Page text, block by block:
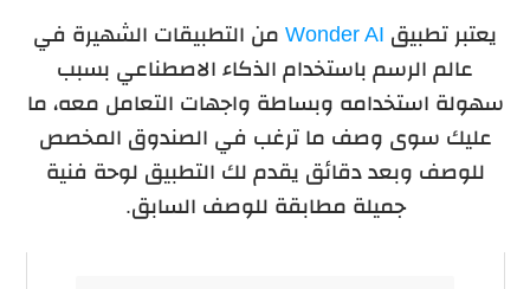
يعتبر تطبيق Wonder AI من التطبيقات الشهيرة في
عالم الرسم باستخدام الذكاء الاصطناعي بسبب
سهولة استخدامه وبساطة واجهات التعامل معه، ما
عليك سوى وصف ما ترغب في الصندوق المخصص
للوصف وبعد دقائق يقدم لك التطبيق لوحة فنية
جميلة مطابقة للوصف السابق.